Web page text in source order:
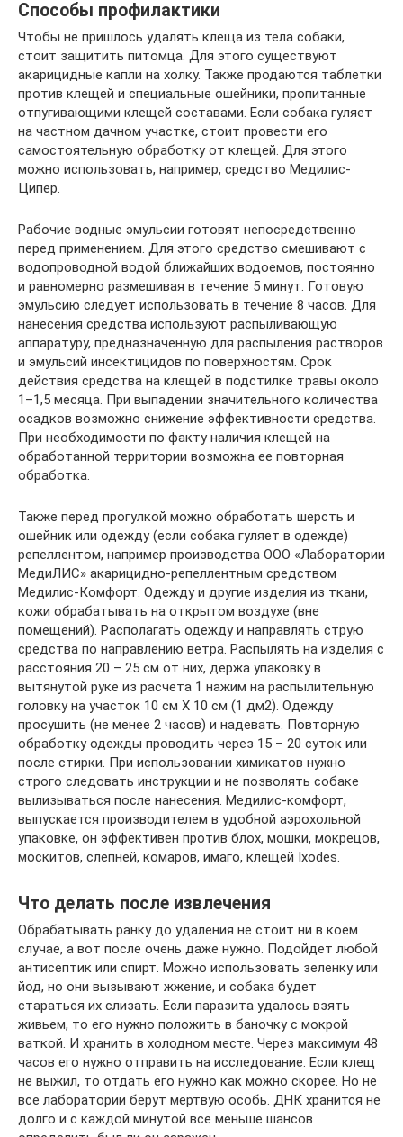
Способы профилактики
Чтобы не пришлось удалять клеща из тела собаки,
стоит защитить питомца. Для этого существуют
акарицидные капли на холку. Также продаются таблетки
против клещей и специальные ошейники, пропитанные
отпугивающими клещей составами. Если собака гуляет
на частном дачном участке, стоит провести его
самостоятельную обработку от клещей. Для этого
можно использовать, например, средство Медилис-
Ципер.
Рабочие водные эмульсии готовят непосредственно
перед применением. Для этого средство смешивают с
водопроводной водой ближайших водоемов, постоянно
и равномерно размешивая в течение 5 минут. Готовую
эмульсию следует использовать в течение 8 часов. Для
нанесения средства используют распыливающую
аппаратуру, предназначенную для распыления растворов
и эмульсий инсектицидов по поверхностям. Срок
действия средства на клещей в подстилке травы около
1–1,5 месяца. При выпадении значительного количества
осадков возможно снижение эффективности средства.
При необходимости по факту наличия клещей на
обработанной территории возможна ее повторная
обработка.
Также перед прогулкой можно обработать шерсть и
ошейник или одежду (если собака гуляет в одежде)
репеллентом, например производства ООО «Лаборатории
МедиЛИС» акарицидно-репеллентным средством
Медилис-Комфорт. Одежду и другие изделия из ткани,
кожи обрабатывать на открытом воздухе (вне
помещений). Располагать одежду и направлять струю
средства по направлению ветра. Распылять на изделия с
расстояния 20 – 25 см от них, держа упаковку в
вытянутой руке из расчета 1 нажим на распылительную
головку на участок 10 см Х 10 см (1 дм2). Одежду
просушить (не менее 2 часов) и надевать. Повторную
обработку одежды проводить через 15 – 20 суток или
после стирки. При использовании химикатов нужно
строго следовать инструкции и не позволять собаке
вылизываться после нанесения. Медилис-комфорт,
выпускается производителем в удобной аэрохольной
упаковке, он эффективен против блох, мошки, мокрецов,
москитов, слепней, комаров, имаго, клещей Ixodes.
Что делать после извлечения
Обрабатывать ранку до удаления не стоит ни в коем
случае, а вот после очень даже нужно. Подойдет любой
антисептик или спирт. Можно использовать зеленку или
йод, но они вызывают жжение, и собака будет
стараться их слизать. Если паразита удалось взять
живьем, то его нужно положить в баночку с мокрой
ваткой. И хранить в холодном месте. Через максимум 48
часов его нужно отправить на исследование. Если клещ
не выжил, то отдать его нужно как можно скорее. Но не
все лаборатории берут мертвую особь. ДНК хранится не
долго и с каждой минутой все меньше шансов